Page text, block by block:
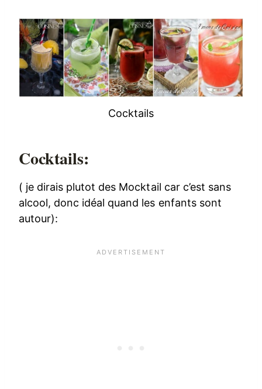
Cocktails
Cocktails:
( je dirais plutot des Mocktail car c’est sans
alcool, donc idéal quand les enfants sont
autour):